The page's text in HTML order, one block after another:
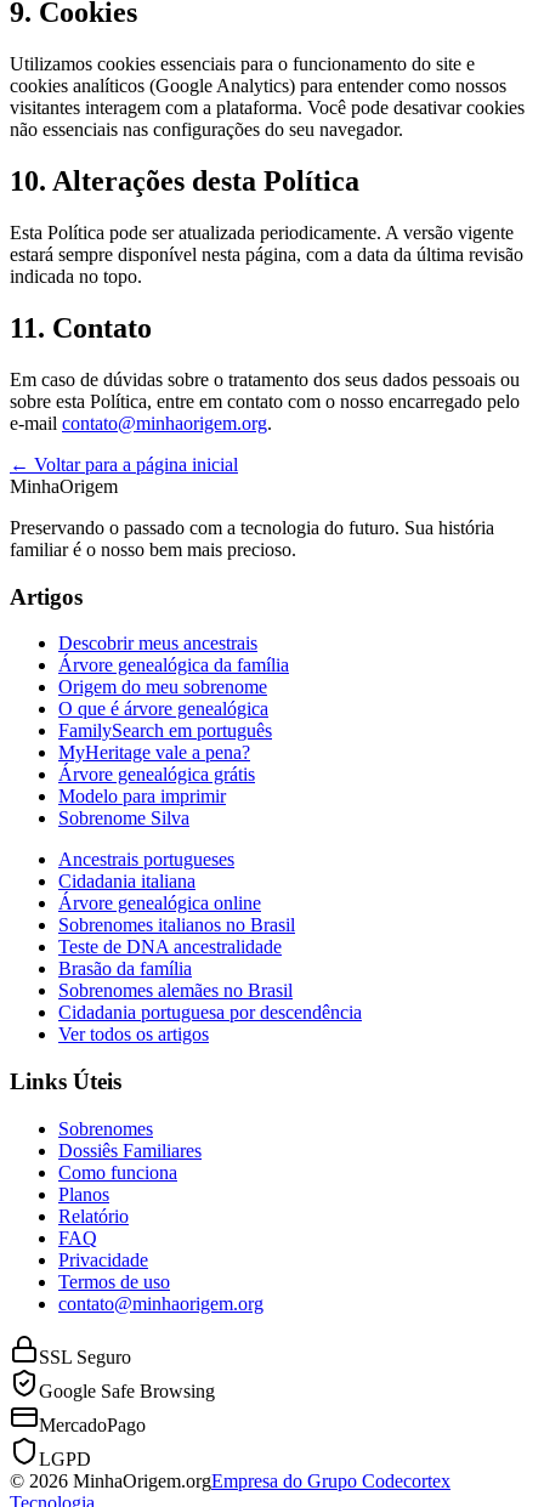
9. Cookies
Utilizamos cookies essenciais para o funcionamento do site e
cookies analíticos (Google Analytics) para entender como nossos
visitantes interagem com a plataforma. Você pode desativar cookies
não essenciais nas configurações do seu navegador.
10. Alterações desta Política
Esta Política pode ser atualizada periodicamente. A versão vigente
estará sempre disponível nesta página, com a data da última revisão
indicada no topo.
11. Contato
Em caso de dúvidas sobre o tratamento dos seus dados pessoais ou
sobre esta Política, entre em contato com o nosso encarregado pelo
e-mail contato@minhaorigem.org.
← Voltar para a página inicial
MinhaOrigem
Preservando o passado com a tecnologia do futuro. Sua história
familiar é o nosso bem mais precioso.
Artigos
Descobrir meus ancestrais
Árvore genealógica da família
Origem do meu sobrenome
O que é árvore genealógica
FamilySearch em português
MyHeritage vale a pena?
Árvore genealógica grátis
Modelo para imprimir
Sobrenome Silva
Ancestrais portugueses
Cidadania italiana
Árvore genealógica online
Sobrenomes italianos no Brasil
Teste de DNA ancestralidade
Brasão da família
Sobrenomes alemães no Brasil
Cidadania portuguesa por descendência
Ver todos os artigos
Links Úteis
Sobrenomes
Dossiês Familiares
Como funciona
Planos
Relatório
FAQ
Privacidade
Termos de uso
contato@minhaorigem.org
SSL Seguro
Google Safe Browsing
MercadoPago
LGPD
© 2026 MinhaOrigem.orgEmpresa do Grupo Codecortex
Tecnologia